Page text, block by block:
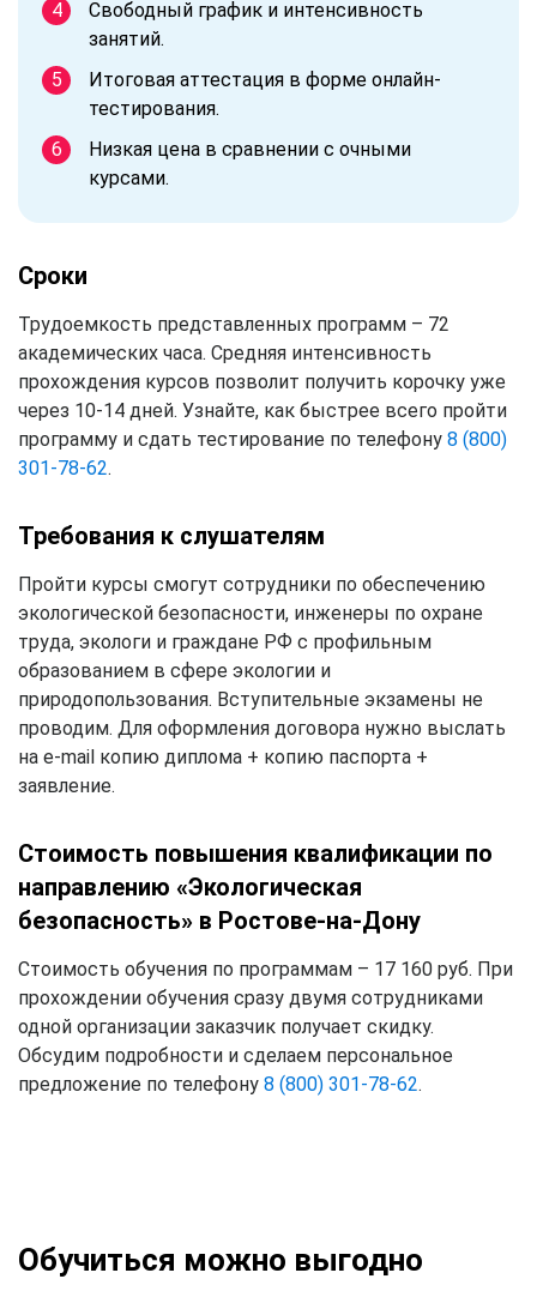
Свободный график и интенсивность
занятий.
Итоговая аттестация в форме онлайн-
тестирования.
Низкая цена в сравнении с очными
курсами.
Сроки
Трудоемкость представленных программ – 72
академических часа. Средняя интенсивность
прохождения курсов позволит получить корочку уже
через 10-14 дней. Узнайте, как быстрее всего пройти
программу и сдать тестирование по телефону 8 (800)
301-78-62.
Требования к слушателям
Пройти курсы смогут сотрудники по обеспечению
экологической безопасности, инженеры по охране
труда, экологи и граждане РФ с профильным
образованием в сфере экологии и
природопользования. Вступительные экзамены не
проводим. Для оформления договора нужно выслать
на e-mail копию диплома + копию паспорта +
заявление.
Стоимость повышения квалификации по
направлению «Экологическая
безопасность» в Ростове-на-Дону
Стоимость обучения по программам – 17 160 руб. При
прохождении обучения сразу двумя сотрудниками
одной организации заказчик получает скидку.
Обсудим подробности и сделаем персональное
предложение по телефону 8 (800) 301-78-62.
Обучиться можно выгодно